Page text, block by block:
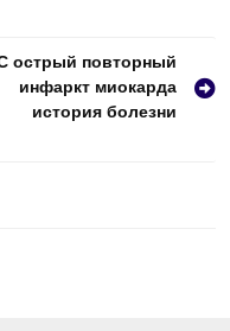
острый повторный
инфаркт миокарда
история болезни